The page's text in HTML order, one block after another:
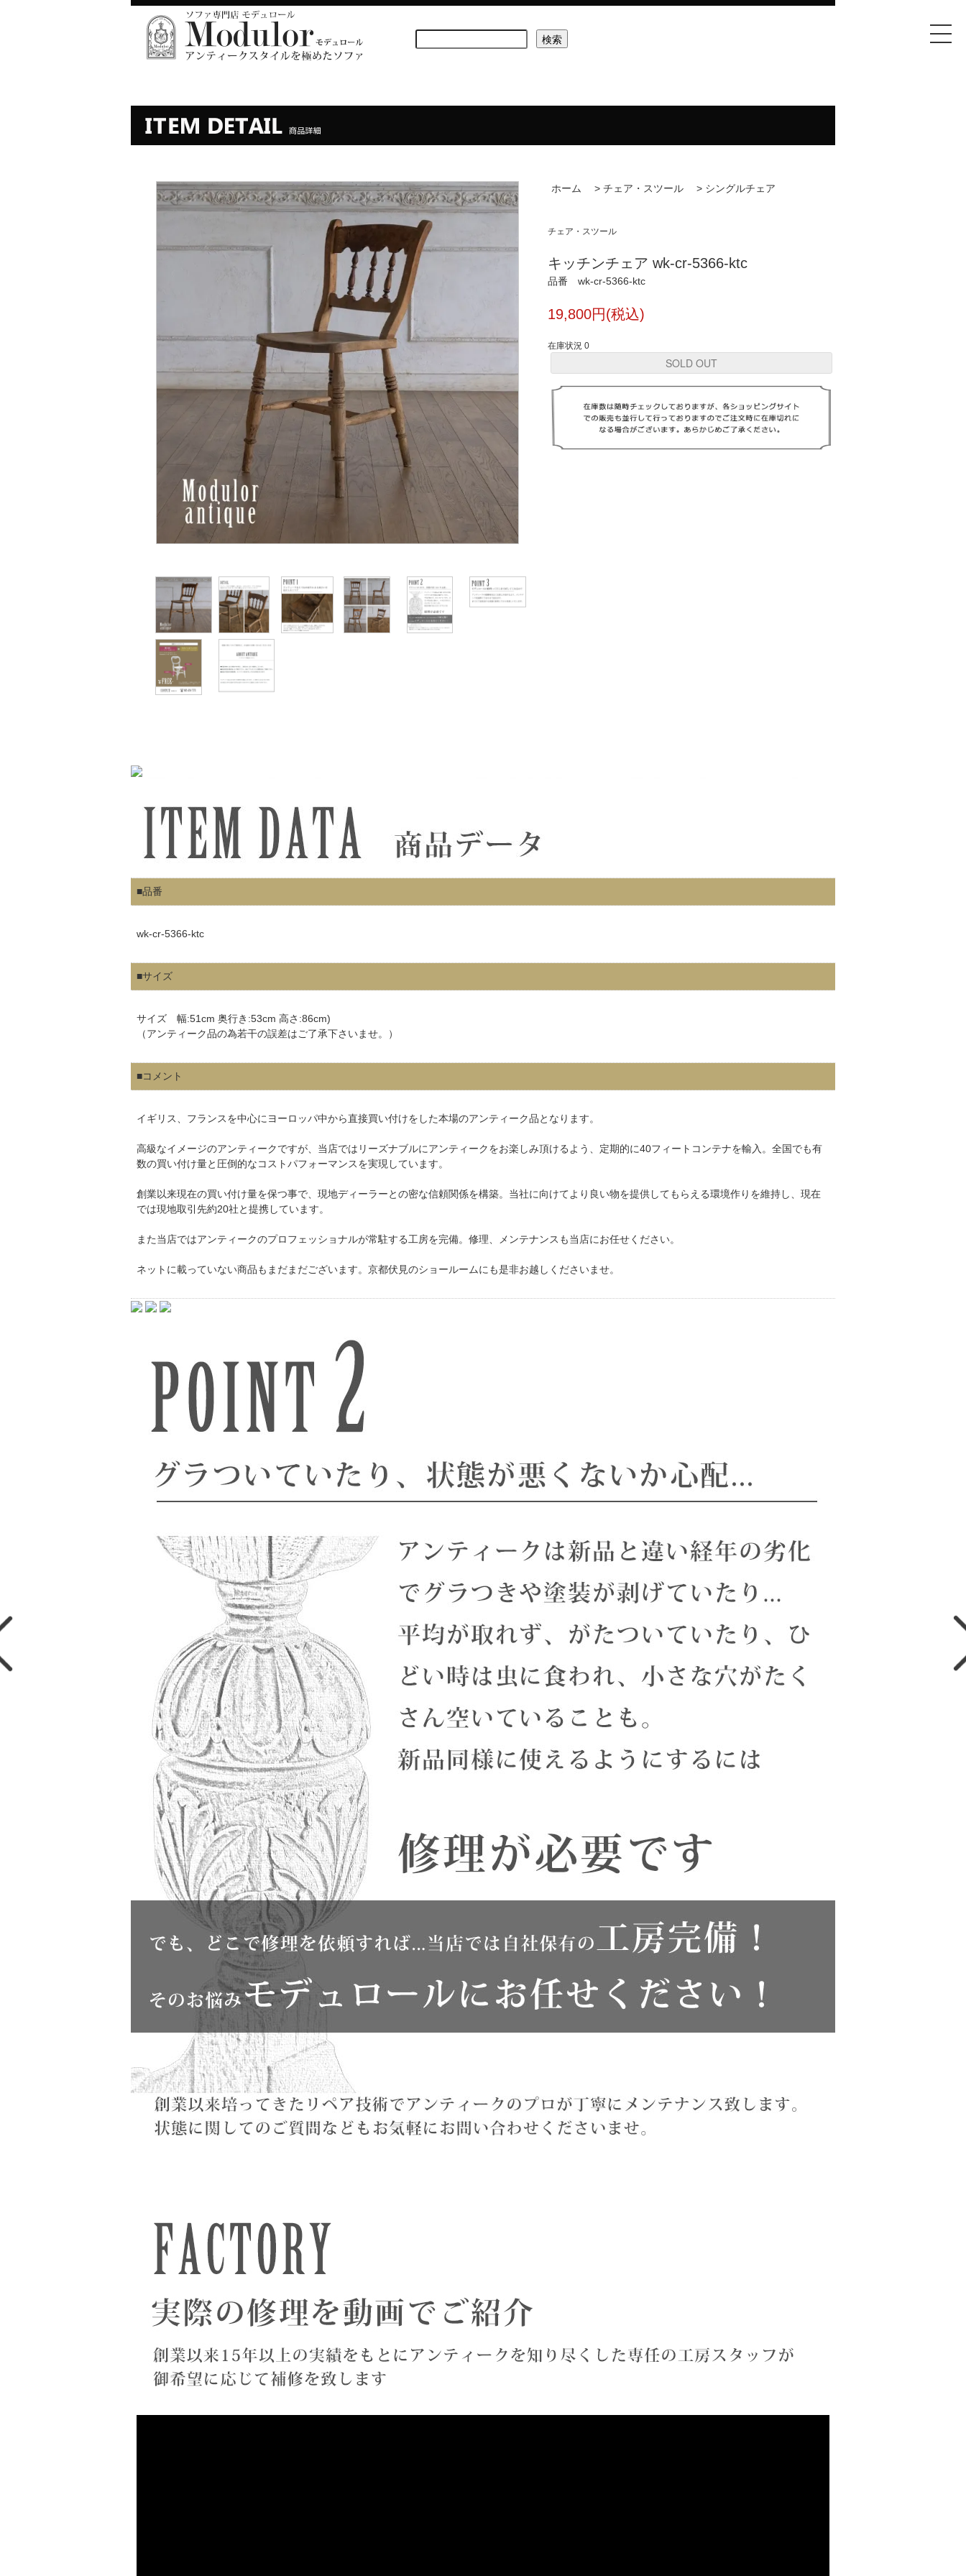
ホーム > チェア・スツール > シングルチェア
チェア・スツール
キッチンチェア wk-cr-5366-ktc
品番 wk-cr-5366-ktc
19,800円(税込)
在庫状況 0
SOLD OUT
■品番
wk-cr-5366-ktc
■サイズ
サイズ 幅:51cm 奥行き:53cm 高さ:86cm)
（アンティーク品の為若干の誤差はご了承下さいませ。）
■コメント
イギリス、フランスを中心にヨーロッパ中から直接買い付けをした本場のアンティーク品となります。
高級なイメージのアンティークですが、当店ではリーズナブルにアンティークをお楽しみ頂けるよう、定期的に40フィートコンテナを輸入。全国でも有
数の買い付け量と圧倒的なコストパフォーマンスを実現しています。
創業以来現在の買い付け量を保つ事で、現地ディーラーとの密な信頼関係を構築。当社に向けてより良い物を提供してもらえる環境作りを維持し、現在
では現地取引先約20社と提携しています。
また当店ではアンティークのプロフェッショナルが常駐する工房を完備。修理、メンテナンスも当店にお任せください。
ネットに載っていない商品もまだまだございます。京都伏見のショールームにも是非お越しくださいませ。